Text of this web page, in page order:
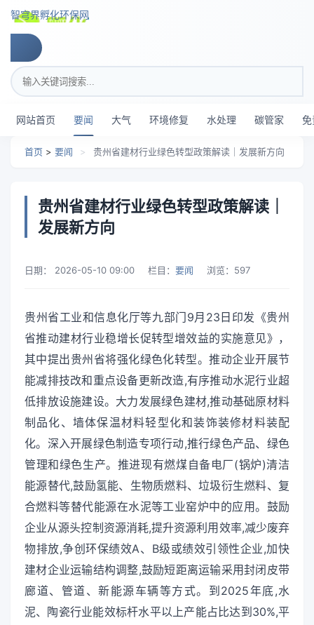
智穹界孵化环保网
搜索关键词
网站首页 要闻 大气 环境修复 水处理 碳管家 免
首页 > 要闻 > 贵州省建材行业绿色转型政策解读｜发展新方向
贵州省建材行业绿色转型政策解读｜
发展新方向
日期： 2026-05-10 09:00 栏目： 要闻 浏览： 597
贵州省工业和信息化厅等九部门9月23日印发《贵州
省推动建材行业稳增长促转型增效益的实施意见》，
其中提出贵州省将强化绿色化转型。推动企业开展节
能减排技改和重点设备更新改造,有序推动水泥行业超
低排放设施建设。大力发展绿色建材,推动基础原材料
制品化、墙体保温材料轻型化和装饰装修材料装配
化。深入开展绿色制造专项行动,推行绿色产品、绿色
管理和绿色生产。推进现有燃煤自备电厂(锅炉)清洁
能源替代,鼓励氢能、生物质燃料、垃圾衍生燃料、复
合燃料等替代能源在水泥等工业窑炉中的应用。鼓励
企业从源头控制资源消耗,提升资源利用效率,减少废弃
物排放,争创环保绩效A、B级或绩效引领性企业,加快
建材企业运输结构调整,鼓励短距离运输采用封闭皮带
廊道、管道、新能源车辆等方式。到2025年底,水
泥、陶瓷行业能效标杆水平以上产能占比达到30%,平